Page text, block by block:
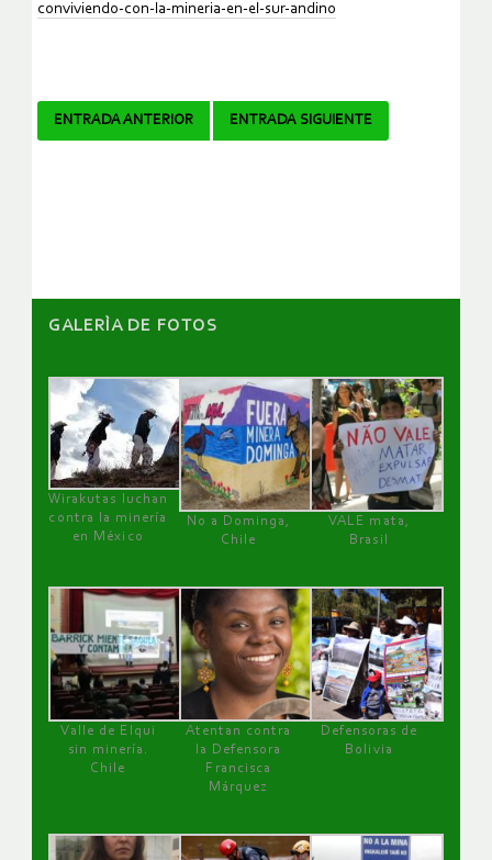
conviviendo-con-la-mineria-en-el-sur-andino
Navegador
ENTRADA ANTERIOR ENTRADA SIGUIENTE
GALERÌA DE FOTOS
Wirakutas luchan
contra la minería
en México
No a Dominga,
Chile
VALE mata,
Brasil
Valle de Elqui
sin minería.
Chile
Atentan contra
la Defensora
Francisca
Márquez
Defensoras de
Bolivia